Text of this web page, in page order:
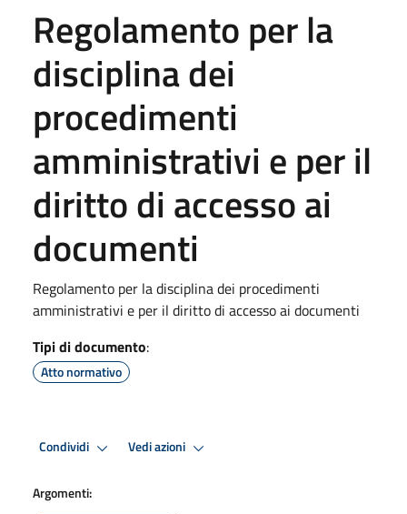
Regolamento per la
disciplina dei
procedimenti
amministrativi e per il
diritto di accesso ai
documenti
Regolamento per la disciplina dei procedimenti
amministrativi e per il diritto di accesso ai documenti
Tipi di documento:
Atto normativo
Condividi Vedi azioni
Argomenti: